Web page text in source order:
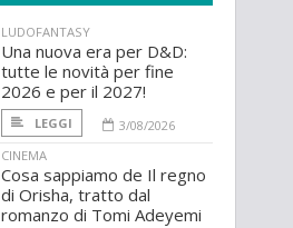
LUDOFANTASY
Una nuova era per D&D:
tutte le novità per fine
2026 e per il 2027!
LEGGI
3/08/2026
CINEMA
Cosa sappiamo de Il regno
di Orisha, tratto dal
romanzo di Tomi Adeyemi